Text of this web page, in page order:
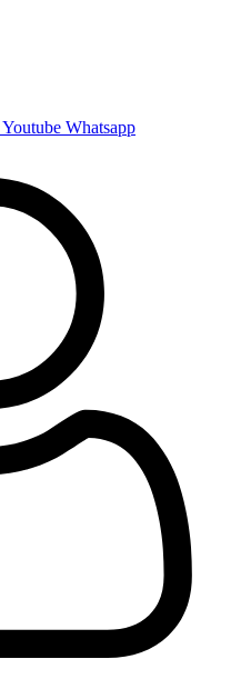
Youtube Whatsapp